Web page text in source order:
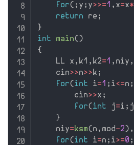
for( ; y ; y>>=1 , x=x*
return re ;
}
int
main( )
{
    LL x
, k1 , k2=1 , niy ,
    cin
>>n>> k ;
for( int i=1 ; i<=n ;
        cin
>>x ;
for( int j=i ; j
}
    niy
= ksm( n , mod -2 ) ,
for( int i=n ; i>=0 ;